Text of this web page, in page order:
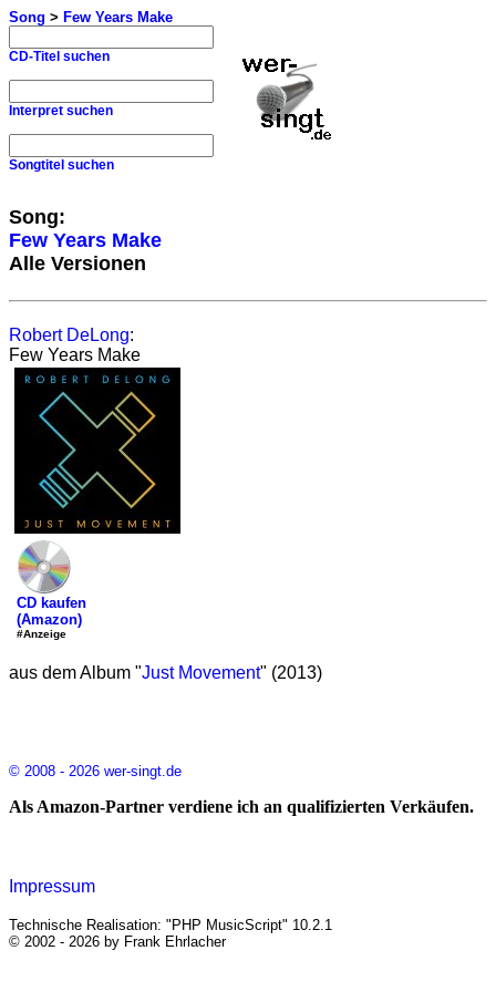
Song > Few Years Make
CD-Titel suchen
Interpret suchen
Songtitel suchen
Song:
Few Years Make
Alle Versionen
Robert DeLong:
Few Years Make
CD kaufen
(Amazon)
#Anzeige
aus dem Album "Just Movement" (2013)
© 2008 - 2026 wer-singt.de
Als Amazon-Partner verdiene ich an qualifizierten Verkäufen.
Impressum
Technische Realisation: "PHP MusicScript" 10.2.1
© 2002 - 2026 by Frank Ehrlacher